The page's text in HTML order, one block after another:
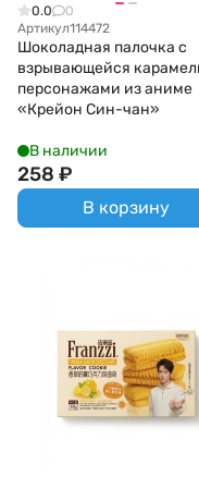
0.0
0
Артикул114472
Шоколадная палочка с
взрывающейся
персонажами из аниме
«Крейон Син-чан»
В наличии
258 ₽
В корзину